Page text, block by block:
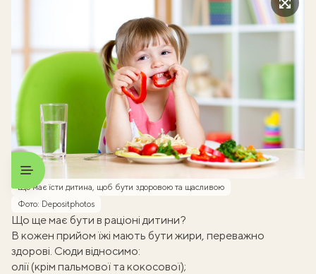
Що має їсти дитина, щоб бути здоровою та щасливою
Фото: Depositphotos
Що ще має бути в раціоні дитини?
В кожен прийом їжі мають бути жири, переважно
здорові . Сюди відносимо:
олії (крім пальмової та кокосової);